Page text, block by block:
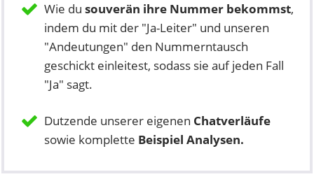
Wie du souverän ihre Nummer bekommst,
indem du mit der "Ja-Leiter" und unseren
"Andeutungen" den Nummerntausch
geschickt einleitest, sodass sie auf jeden Fall
"Ja" sagt.
Dutzende unserer eigenen Chatverläufe
sowie komplette Beispiel Analysen.